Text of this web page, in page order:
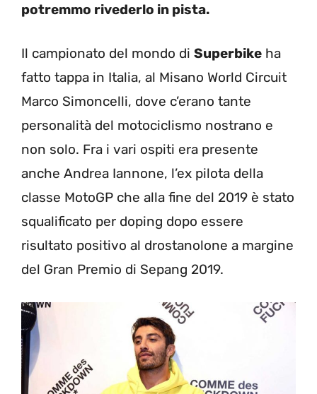
potremmo rivederlo in pista.
Il campionato del mondo di Superbike ha
fatto tappa in Italia, al Misano World Circuit
Marco Simoncelli, dove c’erano tante
personalità del motociclismo nostrano e
non solo. Fra i vari ospiti era presente
anche Andrea Iannone, l’ex pilota della
classe MotoGP che alla fine del 2019 è stato
squalificato per doping dopo essere
risultato positivo al drostanolone a margine
del Gran Premio di Sepang 2019.